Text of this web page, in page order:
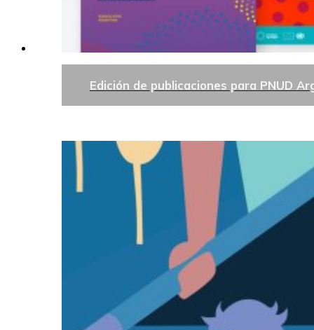
Edición de publicaciones para PNUD